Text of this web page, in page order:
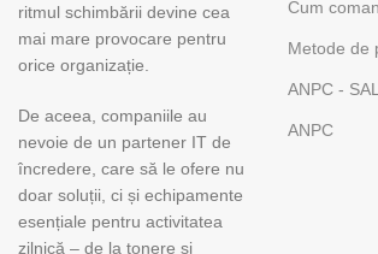
ritmul schimbării devine cea
mai mare provocare pentru
orice organizație.
De aceea, companiile au
nevoie de un partener IT de
încredere, care să le ofere nu
doar soluții, ci și echipamente
esențiale pentru activitatea
zilnică – de la tonere și
Cum
Metode de
ANPC - SAL
ANPC